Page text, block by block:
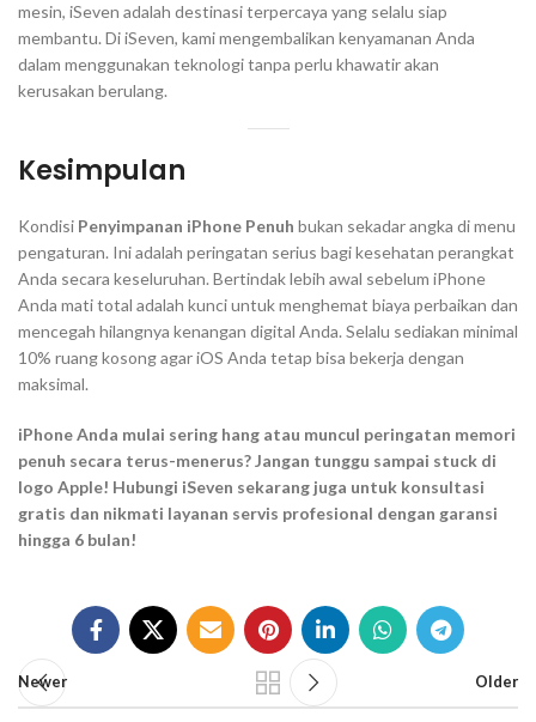
mesin, iSeven adalah destinasi terpercaya yang selalu siap
membantu. Di iSeven, kami mengembalikan kenyamanan Anda
dalam menggunakan teknologi tanpa perlu khawatir akan
kerusakan berulang.
Kesimpulan
Kondisi Penyimpanan iPhone Penuh bukan sekadar angka di menu
pengaturan. Ini adalah peringatan serius bagi kesehatan perangkat
Anda secara keseluruhan. Bertindak lebih awal sebelum iPhone
Anda mati total adalah kunci untuk menghemat biaya perbaikan dan
mencegah hilangnya kenangan digital Anda. Selalu sediakan minimal
10% ruang kosong agar iOS Anda tetap bisa bekerja dengan
maksimal.
iPhone Anda mulai sering hang atau muncul peringatan memori
penuh secara terus-menerus? Jangan tunggu sampai stuck di
logo Apple! Hubungi iSeven sekarang juga untuk konsultasi
gratis dan nikmati layanan servis profesional dengan garansi
hingga 6 bulan!
Newer Older